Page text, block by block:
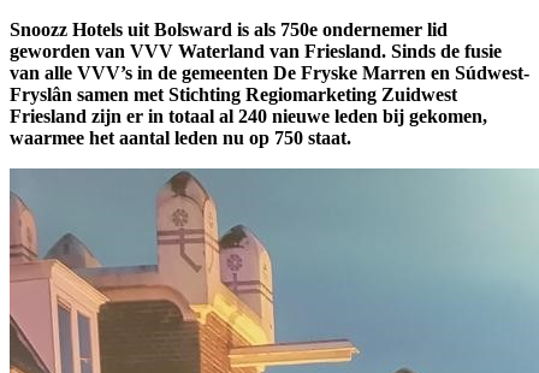
Snoozz Hotels uit Bolsward is als 750e ondernemer lid
geworden van VVV Waterland van Friesland. Sinds de fusie
van alle VVV’s in de gemeenten De Fryske Marren en Súdwest-
Fryslân samen met Stichting Regiomarketing Zuidwest
Friesland zijn er in totaal al 240 nieuwe leden bij gekomen,
waarmee het aantal leden nu op 750 staat.